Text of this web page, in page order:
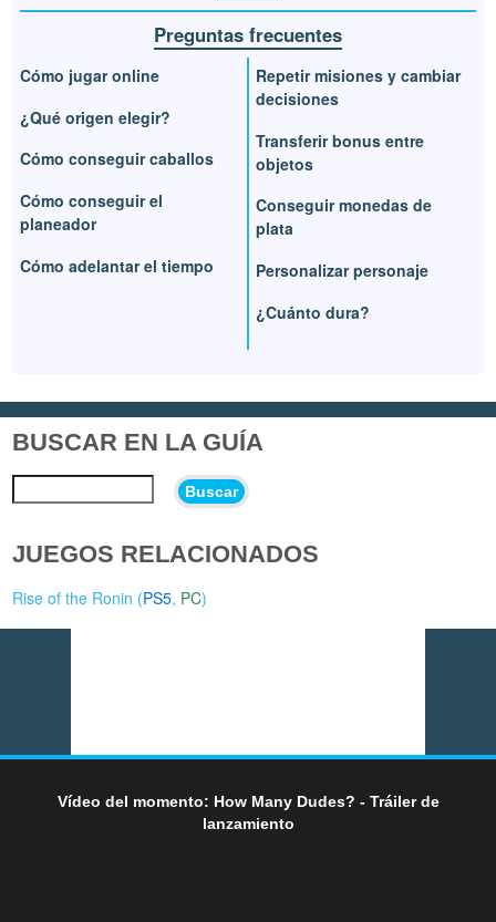
Preguntas frecuentes
Cómo jugar online
¿Qué origen elegir?
Cómo conseguir caballos
Cómo conseguir el
planeador
Cómo adelantar el tiempo
Repetir misiones y cambiar
decisiones
Transferir bonus entre
objetos
Conseguir monedas de
plata
Personalizar personaje
¿Cuánto dura?
BUSCAR EN LA GUÍA
Buscar
JUEGOS RELACIONADOS
Rise of the Ronin (PS5, PC)
Vídeo del momento: How Many Dudes? - Tráiler de
lanzamiento